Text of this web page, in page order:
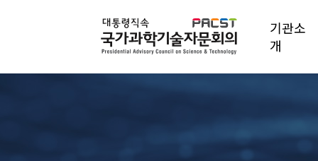
기관소
개